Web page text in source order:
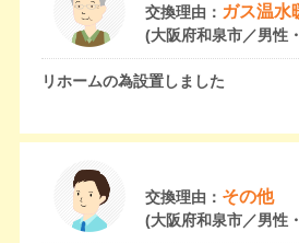
交換理由： ガス温水
(大阪府和泉市／男性
リホームの為設置しました
交換理由： その他
(大阪府和泉市／男性